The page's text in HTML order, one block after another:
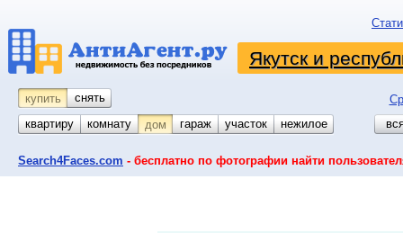
Якутск и
купить снять
квартиру
комнату койко-место
дом гараж участок нежилое
Search4Faces.com - бесплатно по фотографии найти